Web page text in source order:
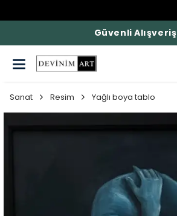
Güvenli Alışveriş
Sanat Resim Yağlı boya tablo